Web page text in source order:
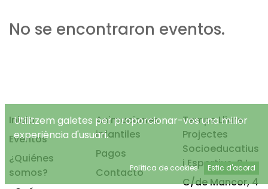
No se encontraron eventos.
Inicio
Eventos
¿Quiénes
somos?
Animaciones
infantiles
Pagos
Contacto
Temps Lliure
Projectes
Socioeducatius
i Esportius, S.L.
C/de Mancor, 4
Utilitzem galetes per proporcionar-vos una millor
experiència d'usuari.
Política de cookies Estic d'acord